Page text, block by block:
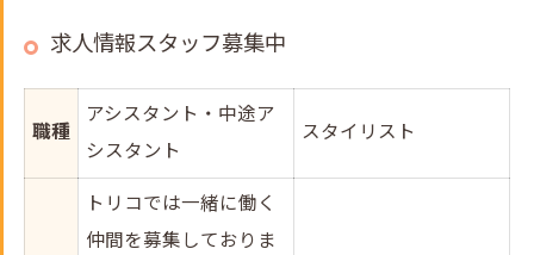
求人情報スタッフ募集中
職種
アシスタント・中途ア
シスタント
スタイリスト
トリコでは一緒に働く
仲間を募集しておりま